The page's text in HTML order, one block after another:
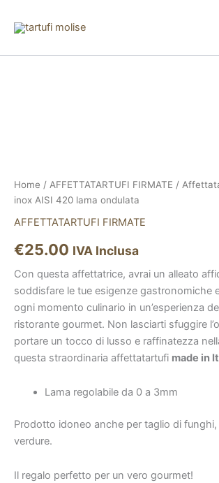
Home / AFFETTATARTUFI FIRMATE /
inox AISI 420 lama ondulata
AFFETTATARTUFI FIRMATE
€25.00 IVA Inclusa
Con questa affettatrice, avrai un alleato
soddisfare le tue esigenze gastronomiche
ogni momento culinario in un’esperienza
ristorante gourmet. Non lasciarti sfuggire
portare un tocco di lusso e raffinatezza
questa straordinaria affettatartufi made in
Lama regolabile da 0 a 3mm
Prodotto idoneo anche per taglio di
verdure.
Il regalo perfetto per un vero gourmet!